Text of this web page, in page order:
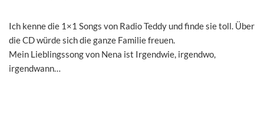
Ich kenne die 1×1 Songs von Radio Teddy und finde sie toll. Über
die CD würde sich die ganze Familie freuen.
Mein Lieblingssong von Nena ist Irgendwie, irgendwo,
irgendwann…